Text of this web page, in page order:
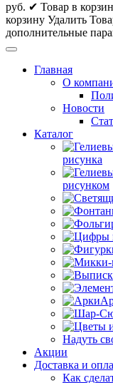
руб. ✔ Товар в
корзину Удалить
дополнительные
Главная
О
Новости
Каталог
рисунка
рисунком
Надуть
Акции
Доставка и
Как